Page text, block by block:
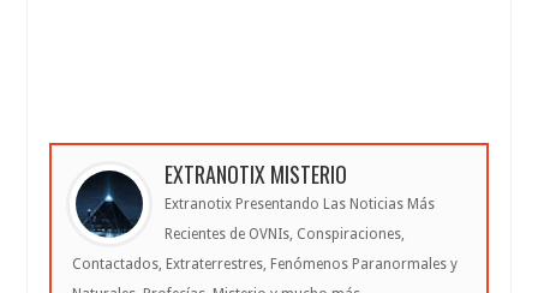
EXTRANOTIX MISTERIO
Extranotix Presentando Las Noticias Más
Recientes de OVNIs, Conspiraciones,
Contactados, Extraterrestres, Fenómenos Paranormales y